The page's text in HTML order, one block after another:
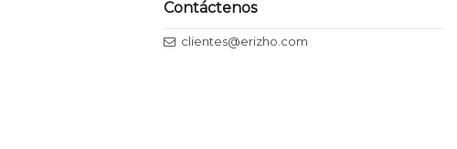
Contáctenos
clientes@erizho.com